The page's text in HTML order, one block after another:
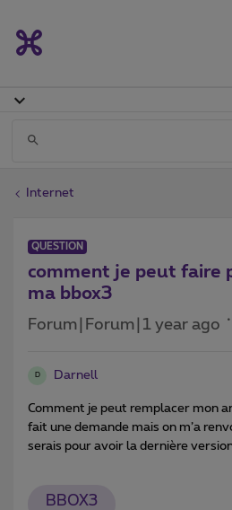
Internet
QUESTION
comment je peut faire
ma bbox3
Forum|Forum|1 year ago
D Darnell
Comment je peut remplacer mon
fait une demande mais on m’a
serais pour avoir la dernière
BBOX3